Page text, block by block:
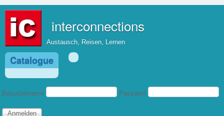
interconnections
Austausch, Reisen, Lernen
Catalogue
Benutzeranmeldung
Benutzername Passwort